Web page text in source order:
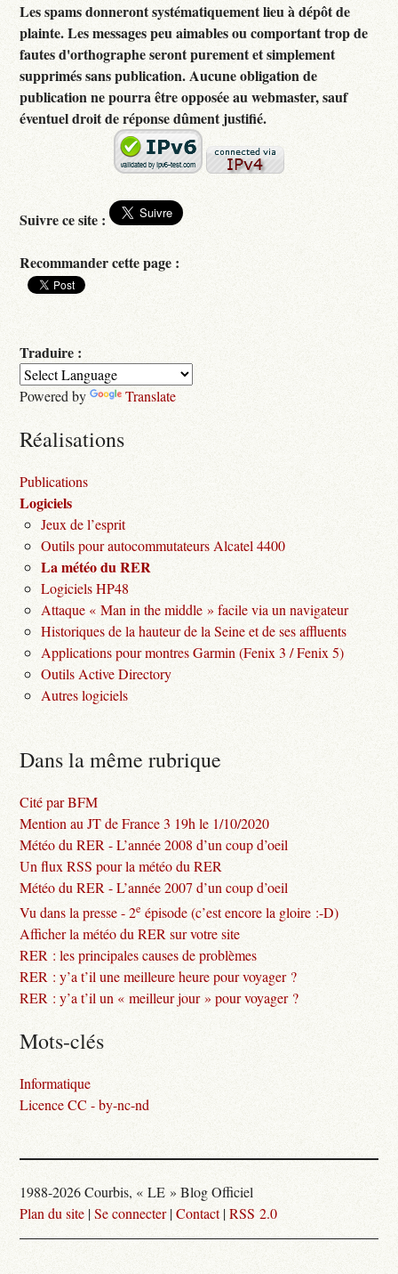
Les spams donneront systématiquement lieu à dépôt de
plainte. Les messages peu aimables ou comportant trop de
fautes d'orthographe seront purement et simplement
supprimés sans publication. Aucune obligation de
publication ne pourra être opposée au webmaster, sauf
éventuel droit de réponse dûment justifié.
Suivre ce site :
Recommander cette page :
Traduire :
Powered by Translate
Réalisations
Publications
Logiciels
Jeux de l’esprit
Outils pour autocommutateurs Alcatel 4400
La météo du RER
Logiciels HP48
Attaque « Man in the middle » facile via un navigateur
Historiques de la hauteur de la Seine et de ses affluents
Applications pour montres Garmin (Fenix 3 / Fenix 5)
Outils Active Directory
Autres logiciels
Dans la même rubrique
Cité par BFM
Mention au JT de France 3 19h le 1/10/2020
Météo du RER - L’année 2008 d’un coup d’oeil
Un flux RSS pour la météo du RER
Météo du RER - L’année 2007 d’un coup d’oeil
Vu dans la presse - 2e épisode (c’est encore la gloire :-D)
Afficher la météo du RER sur votre site
RER : les principales causes de problèmes
RER : y’a t’il une meilleure heure pour voyager ?
RER : y’a t’il un « meilleur jour » pour voyager ?
Mots-clés
Informatique
Licence CC - by-nc-nd
1988-2026 Courbis, « LE » Blog Officiel
Plan du site |Se connecter|Contact|RSS 2.0